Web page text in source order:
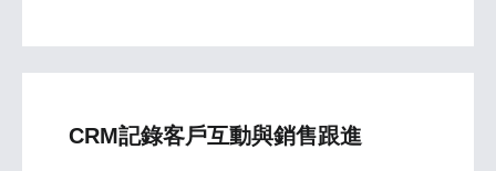
CRM記錄客戶互動與銷售跟進